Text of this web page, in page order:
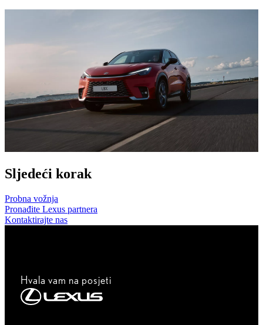
Sljedeći korak
Probna vožnja
Pronađite Lexus partnera
Kontaktirajte nas
Hvala vam na posjeti